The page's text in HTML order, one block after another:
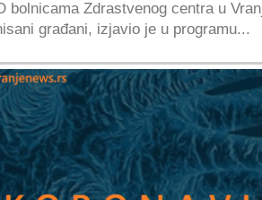
bolnicama Zdrastvenog centra u
građani, izjavio je u programu...